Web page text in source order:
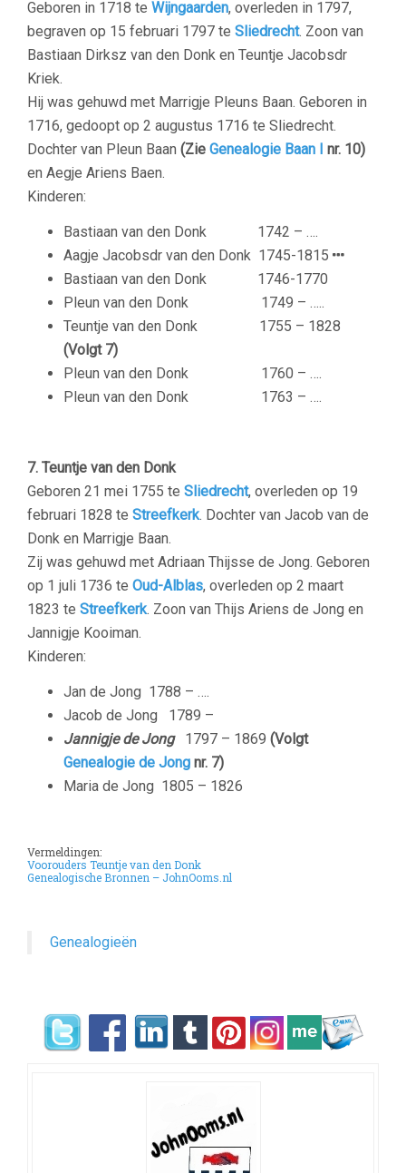
Geboren in 1718 te Wijngaarden, overleden in 1797,
begraven op 15 februari 1797 te Sliedrecht. Zoon van
Bastiaan Dirksz van den Donk en Teuntje Jacobsdr
Kriek.
Hij was gehuwd met Marrigje Pleuns Baan. Geboren in
1716, gedoopt op 2 augustus 1716 te Sliedrecht.
Dochter van Pleun Baan (Zie Genealogie Baan I nr. 10)
en Aegje Ariens Baen.
Kinderen:
Bastiaan van den Donk 1742 – ….
Aagje Jacobsdr van den Donk 1745-1815
Bastiaan van den Donk 1746-1770
Pleun van den Donk 1749 – …..
Teuntje van den Donk 1755 – 1828
(Volgt 7)
Pleun van den Donk 1760 – ….
Pleun van den Donk 1763 – ….
7. Teuntje van den Donk
Geboren ‎21 mei 1755 te Sliedrecht, overleden op ‎19
februari 1828 te Streefkerk. Dochter van Jacob van de
Donk en Marrigje Baan.
Zij was gehuwd met Adriaan Thijsse de Jong. Geboren
op 1 juli 1736 te Oud-Alblas, overleden op 2 maart
1823 te Streefkerk‎. Zoon van Thijs Ariens de Jong en
Jannigje Kooiman.
Kinderen:
Jan de Jong 1788 – ….
Jacob de Jong 1789 –
Jannigje de Jong
1797 – 1869 (Volgt
Genealogie de Jong nr. 7)
Maria de Jong 1805 – 1826
Vermeldingen:
Voorouders Teuntje van den Donk
Genealogische Bronnen – JohnOoms.nl
Genealogieën